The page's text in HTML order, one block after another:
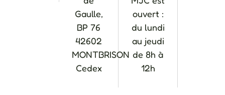
Gaulle,
BP 76
42602
MONTBRISON
Cedex
ouvert :
du lundi
au jeudi
de 8h à
12h